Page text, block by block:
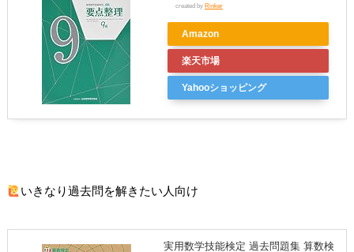
created by Rinker
Amazon
楽天市場
Yahooショッピング
いきなり過去問を解きたい人向け
実用数学技能検定 過去問題集 算数検